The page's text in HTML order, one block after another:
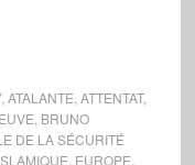
, ATALANTE ATTENTAT,
BRUNO
DE LA SÉCURITÉ
EUROPE